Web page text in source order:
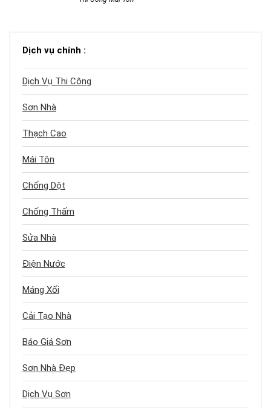
Dịch vụ chính :
Dịch Vụ Thi Công
Sơn Nhà
Thạch Cao
Mái Tôn
Chống Dột
Chống Thấm
Sửa Nhà
Điện Nước
Máng Xối
Cải Tạo Nhà
Báo Giá Sơn
Sơn Nhà Đẹp
Dịch Vụ Sơn